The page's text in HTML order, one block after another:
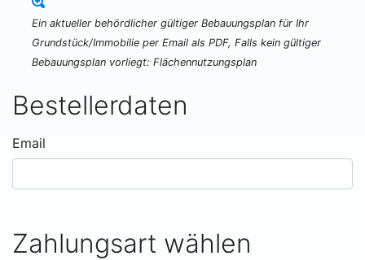
Ein aktueller behördlicher gültiger Bebauungsplan für Ihr
Grundstück/Immobilie per Email als PDF, Falls kein gültiger
Bebauungsplan vorliegt: Flächennutzungsplan
Bestellerdaten
Email
Zahlungsart wählen